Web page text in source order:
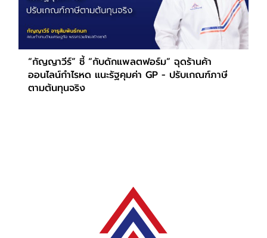
“กัญญาวีร์” ชี้ “กับดักแพลตฟอร์ม” ฉุดร้านค้า
ออนไลน์กำไรหด แนะรัฐคุมค่า GP - ปรับเกณฑ์ภาษี
ตามต้นทุนจริง